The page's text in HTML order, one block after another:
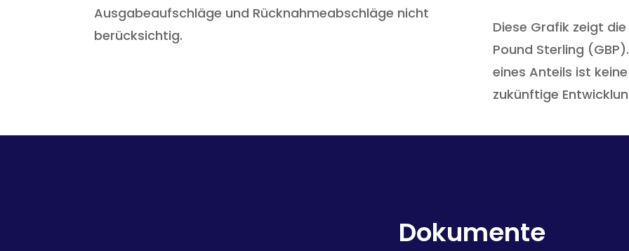
Ausgabeaufschläge und Rücknahmeabschläge nicht
berücksichtig.
Diese Grafik zeigt
Pound Sterling
eines Anteils ist
zukünftige
Dokumente